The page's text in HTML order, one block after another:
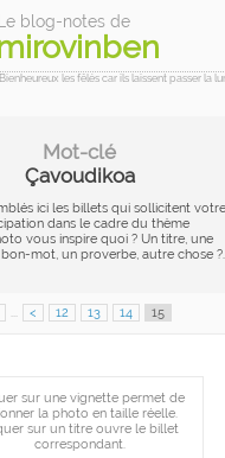
Le blog-notes de
Bienheureux les fêlés car ils laissent passer la
Mot-clé
Çavoudikoa
ici les billets qui sollicitent votre
dans le cadre du thème
vous inspire quoi ? Un titre, une
mot, un proverbe, autre chose
< 12 13 14 15
sur une vignette permet de
la photo en taille réelle.
sur un titre ouvre le billet
correspondant.